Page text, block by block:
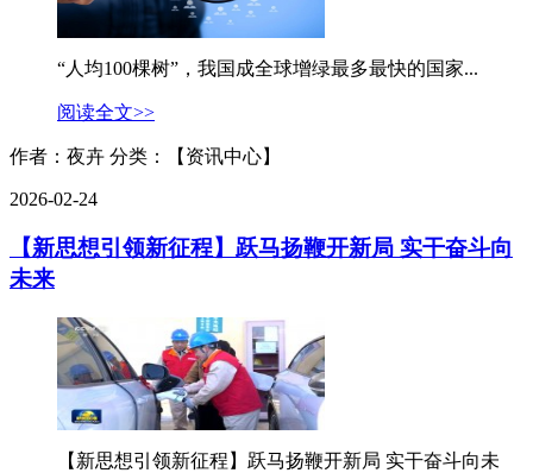
“人均100棵树”，我国成全球增绿最多最快的国家...
阅读全文>>
作者：夜卉 分类：【资讯中心】
2026-02-24
【新思想引领新征程】跃马扬鞭开新局 实干奋斗向
未来
【新思想引领新征程】跃马扬鞭开新局 实干奋斗向未